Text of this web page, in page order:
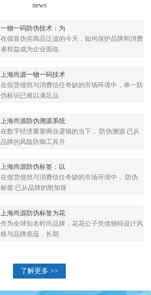
news
一物一码防伪技术：为
在假冒伪劣商品泛滥的今天，如何保护品牌和消费
者权益成为企业面临
上海尚源一物一码技术
在假货侵扰与消费信任奇缺的市场环境中，单一防
伪标识已难以满足品
上海尚源防伪溯源系统
在数字经济重塑商业逻辑的当下， 防伪溯源 已从
品牌的风险防御工具升
上海尚源防伪标签：以
在假货侵扰与消费信任奇缺的市场环境中， 防伪
标签 已从品牌的附加保
上海尚源防伪标签为花
作为全球知名时尚品牌，花花公子凭借独特设计风
格与品牌底蕴，长期
了解更多 >>